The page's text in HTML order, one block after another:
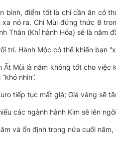
bình, điểm tốt là chỉ cần ăn cỏ
nó ra. Chi Mùi đứng thức 8
Thân (Khỉ hành Hỏa) sẽ là năm
trí. Hành Mộc có thể khiến bạn
Ất Mùi là năm không tốt cho
nhìn”.
tiếp tục mất giá; Giá vàng sẽ
các ngành hành Kim sẽ lên
và ổn định trong nửa cuối